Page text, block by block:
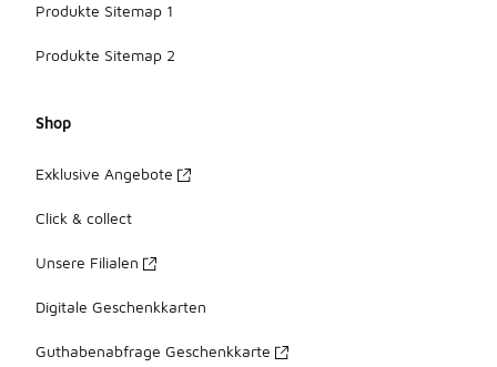
Produkte Sitemap 1
Produkte Sitemap 2
Shop
Exklusive Angebote
Click & collect
Unsere Filialen
Digitale Geschenkkarten
Guthabenabfrage Geschenkkarte